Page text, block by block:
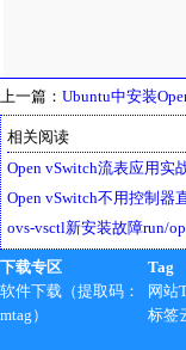
上一篇： Ubuntu中安装
相关阅读
Open vSwitch流表应用实
Open vSwitch不用控制器
ovs-vsctl新安装故障run/
下载专区
软件下载（提取码：
mtag）
Tag
网站
标签